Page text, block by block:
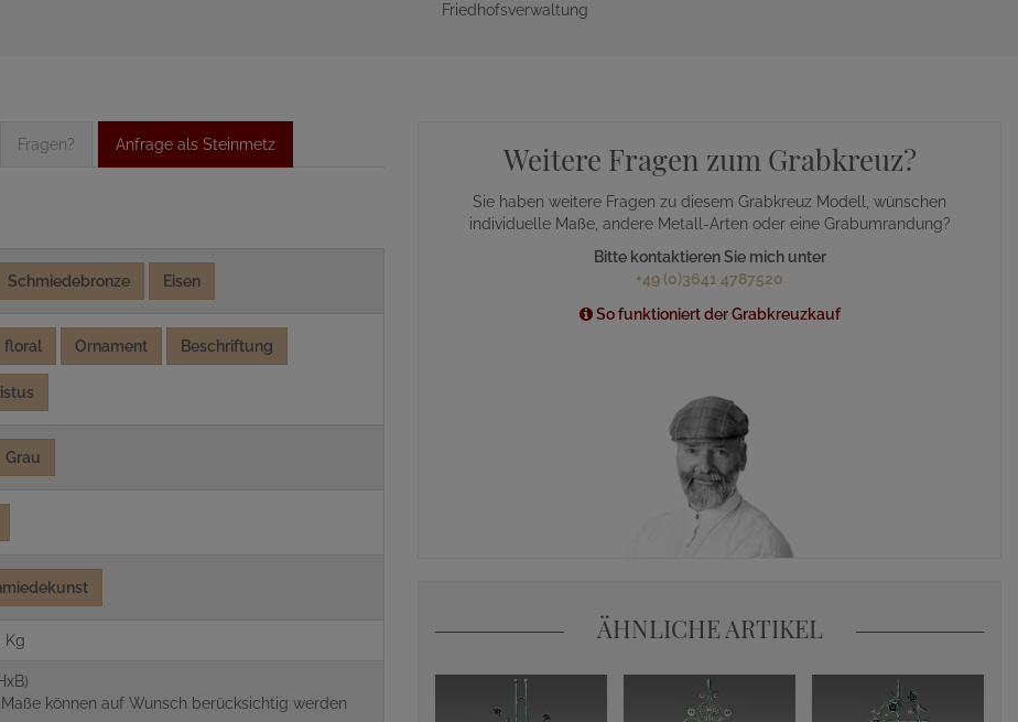
Friedhofsverwaltung
Fragen? Anfrage als Steinmetz
Schmiedebronze Eisen
floral Ornament Beschriftung
Grau
Kg
können auf Wunsch berücksichtig werden
Weitere Fragen zum Grabkreuz?
Sie haben weitere Fragen zu diesem Grabkreuz Modell, wünschen
individuelle Maße, andere Metall-Arten oder eine Grabumrandung?
Bitte kontaktieren Sie mich unter
+49 (0)3641 4787520
So funktioniert der Grabkreuzkauf
ÄHNLICHE ARTIKEL